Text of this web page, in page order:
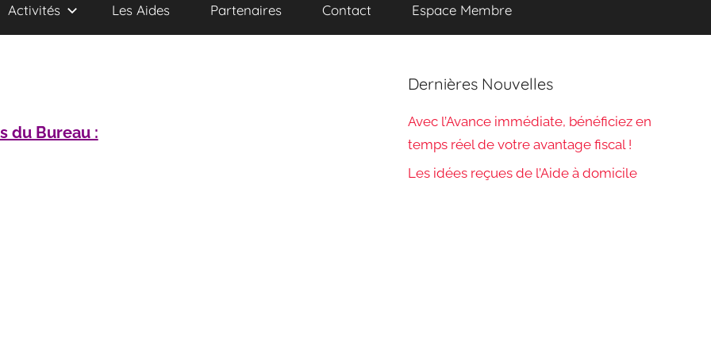
Activités Les Aides Partenaires Contact Espace Membre
du Bureau :
Dernières Nouvelles
Avec l’Avance immédiate, bénéficiez en
temps réel de votre avantage fiscal !
Les idées reçues de l’Aide à domicile